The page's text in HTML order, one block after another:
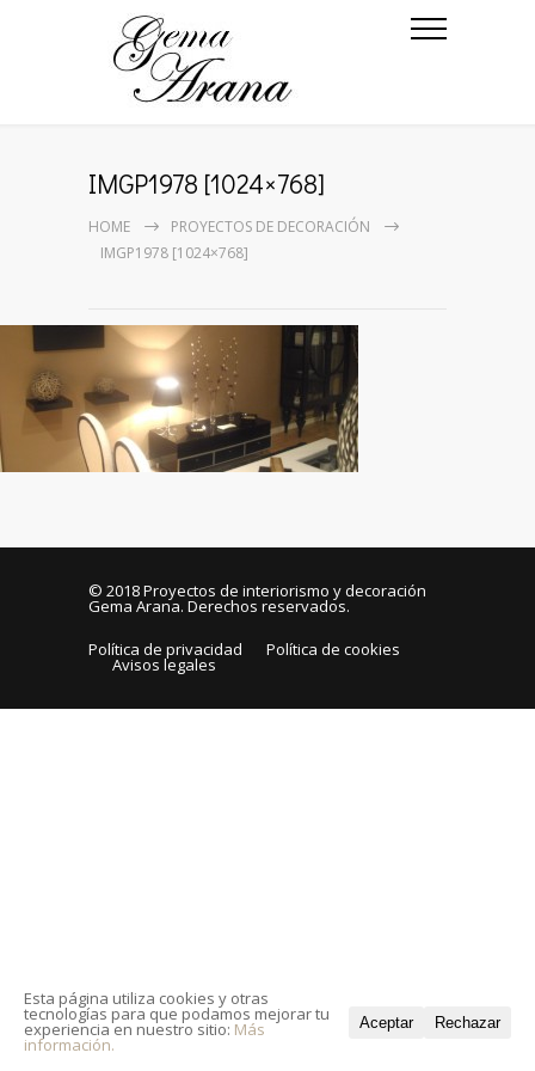
IMGP1978 [1024×768]
HOME
PROYECTOS DE DECORACIÓN
IMGP1978 [1024×768]
© 2018Proyectos de interiorismo y decoración
Gema Arana. Derechos reservados.
Política de privacidad
Política de cookies
Avisos legales
Esta página utiliza cookies y otras
tecnologías para que podamos mejorar tu
experiencia en nuestro sitio: Más
información.
Aceptar Rechazar